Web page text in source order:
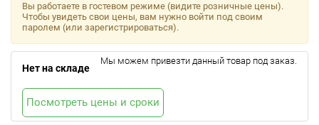
Вы работаете в гостевом режиме (видите розничные цены).
Чтобы увидеть свои цены, вам нужно войти под своим
паролем (или зарегистрироваться).
Нет на складе
Мы можем привезти данный товар под заказ.
Посмотреть цены и сроки